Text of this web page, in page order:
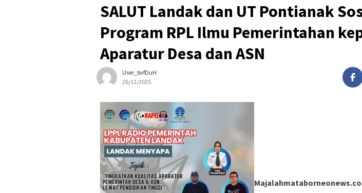
SALUT Landak dan UT Pontianak
Program RPL Ilmu Pemerintahan
Aparatur Desa dan ASN
User_bvfDuH
26/11/2025